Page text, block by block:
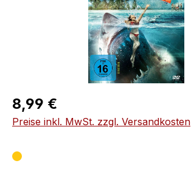
Regulärer Preis:
8,99 €
Preise inkl. MwSt. zzgl. Versandkosten